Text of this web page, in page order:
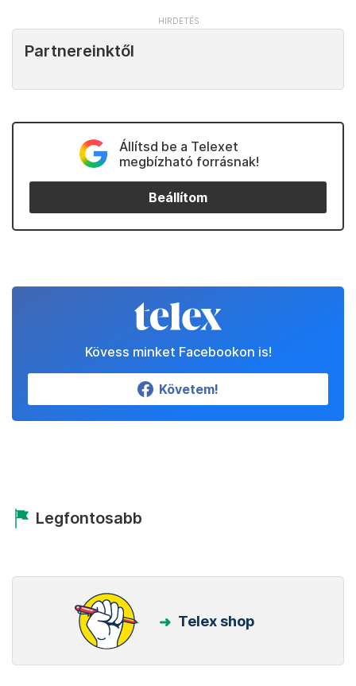
Partnereinktől
Állítsd be a Telexet
megbízható forrásnak!
Beállítom
Kövess minket Facebookon is!
Követem!
Legfontosabb
Telex shop